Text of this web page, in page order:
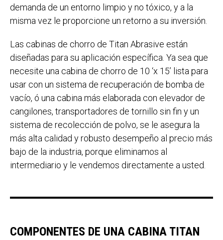
demanda de un entorno limpio y no tóxico, y a la
misma vez le proporcione un retorno a su inversión.
Las cabinas de chorro de Titan Abrasive están
diseñadas para su aplicación específica. Ya sea que
necesite una cabina de chorro de 10 ‘x 15’ lista para
usar con un sistema de recuperación de bomba de
vacío, ó una cabina más elaborada con elevador de
cangilones, transportadores de tornillo sin fin y un
sistema de recolección de polvo, se le asegura la
más alta calidad y robusto desempeño al precio más
bajo de la industria, porque eliminamos al
intermediario y le vendemos directamente a usted.
COMPONENTES DE UNA CABINA TITAN